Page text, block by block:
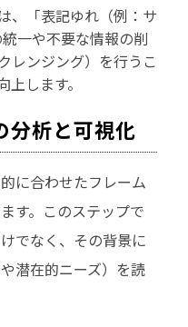
、「表記ゆれ（例：サ
一や不要な情報の削
レンジング）を行うこ
します。
析と可視化
に合わせたフレーム
す。このステップで
でなく、その背景に
潜在的ニーズ）を読